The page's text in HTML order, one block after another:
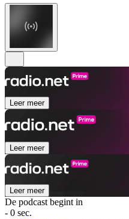
Leer meer
Leer meer
Leer meer
De podcast begint in
- 0 sec.